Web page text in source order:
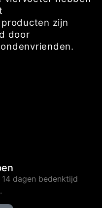
zijn
door
dagen bedenktijd